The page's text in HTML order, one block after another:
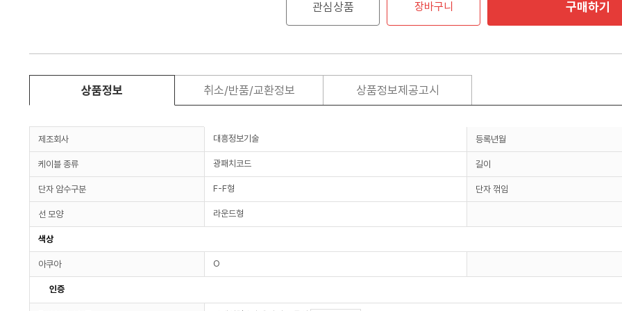
관심상품 장바구니 구매하기
상품정보 취소/반품/교환정보 상품정보제공고시
제조회사 대흥정보기술 등록년월
케이블 종류 광패치코드 길이
단자 암수구분 F-F형 단자 꺾임
선 모양 라운드형
색상
아쿠아 O
인증